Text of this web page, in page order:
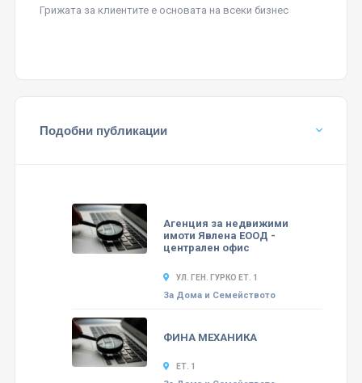
Грижата за клиентите е основата на всеки бизнес
Подобни публикации
Агенция за недвижими
имоти Явлена ЕООД -
централен офис
УЛ. ГЕН. ГУРКО ЕТ. 1
За Дома и Семейството
ФИНА МЕХАНИКА
ЕТ. 1